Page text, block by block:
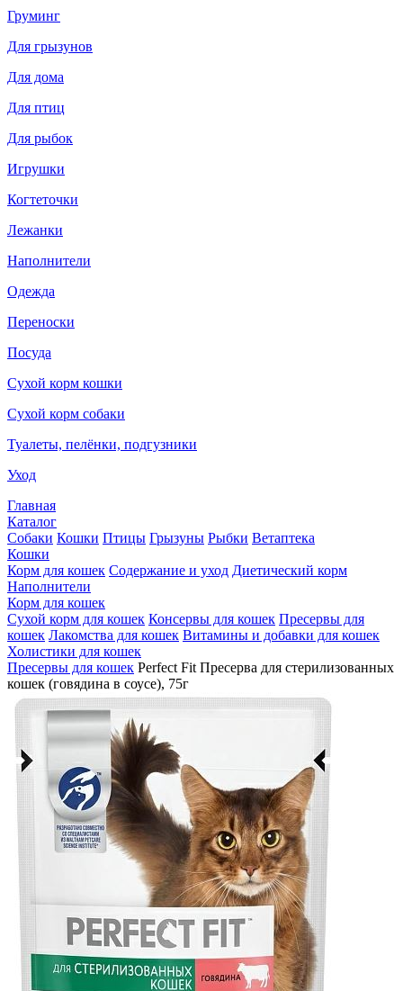
Груминг
Для грызунов
Для дома
Для птиц
Для рыбок
Игрушки
Когтеточки
Лежанки
Наполнители
Одежда
Переноски
Посуда
Сухой корм кошки
Сухой корм собаки
Туалеты, пелёнки, подгузники
Уход
Главная
Каталог
Собаки Кошки Птицы Грызуны Рыбки Ветаптека
Кошки
Корм для кошек Содержание и уход Диетический корм
Наполнители
Корм для кошек
Сухой корм для кошек Консервы для кошек Пресервы для
кошек Лакомства для кошек Витамины и добавки для кошек
Холистики для кошек
Пресервы для кошек Perfect Fit Пресерва для стерилизованных
кошек (говядина в соусе), 75г